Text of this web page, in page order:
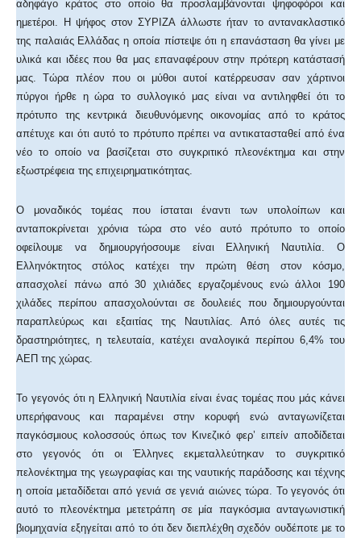
αδηφάγο κράτος στο οποίο θα προσλαμβάνονται ψηφοφόροι και
ημετέροι. Η ψήφος στον ΣΥΡΙΖΑ άλλωστε ήταν το αντανακλαστικό
της παλαιάς Ελλάδας η οποία πίστεψε ότι η επανάσταση θα γίνει με
υλικά και ιδέες που θα μας επαναφέρουν στην πρότερη κατάστασή
μας. Τώρα πλέον που οι μύθοι αυτοί κατέρρευσαν σαν χάρτινοι
πύργοι ήρθε η ώρα το συλλογικό μας είναι να αντιληφθεί ότι το
πρότυπο της κεντρικά διευθυνόμενης οικονομίας από το κράτος
απέτυχε και ότι αυτό το πρότυπο πρέπει να αντικατασταθεί από ένα
νέο το οποίο να βασίζεται στο συγκριτικό πλεονέκτημα και στην
εξωστρέφεια της επιχειρηματικότητας.
Ο μοναδικός τομέας που ίσταται έναντι των υπολοίπων και
ανταποκρίνεται χρόνια τώρα στο νέο αυτό πρότυπο το οποίο
οφείλουμε να δημιουργήοσουμε είναι Ελληνική Ναυτιλία. Ο
Ελληνόκτητος στόλος κατέχει την πρώτη θέση στον κόσμο,
απασχολεί πάνω από 30 χιλιάδες εργαζομένους ενώ άλλοι 190
χιλάδες περίπου απασχολούνται σε δουλειές που δημιουργούνται
παραπλεύρως και εξαιτίας της Ναυτιλίας. Από όλες αυτές τις
δραστηριότητες, η τελευταία, κατέχει αναλογικά περίπου 6,4% του
ΑΕΠ της χώρας.
Το γεγονός ότι η Ελληνική Ναυτιλία είναι ένας τομέας που μάς κάνει
υπερήφανους και παραμένει στην κορυφή ενώ ανταγωνίζεται
παγκόσμιους κολοσσούς όπως τον Κινεζικό φερ’ ειπείν αποδίδεται
στο γεγονός ότι οι Έλληνες εκμεταλλεύτηκαν το συγκριτικό
πελονέκτημα της γεωγραφίας και της ναυτικής παράδοσης και τέχνης
η οποία μεταδίδεται από γενιά σε γενιά αιώνες τώρα. Το γεγονός ότι
αυτό το πλεονέκτημα μετετράπη σε μία παγκόσμια ανταγωνιστική
βιομηχανία εξηγείται από το ότι δεν διεπλέχθη σχεδόν ουδέποτε με το